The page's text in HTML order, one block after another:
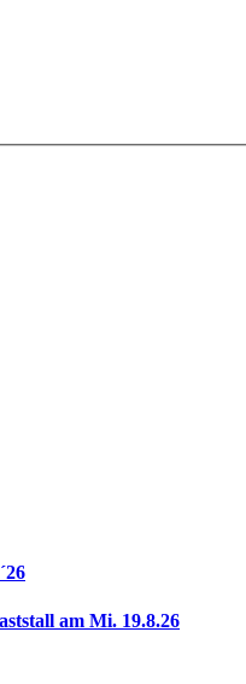
am Mi. 19.8.26